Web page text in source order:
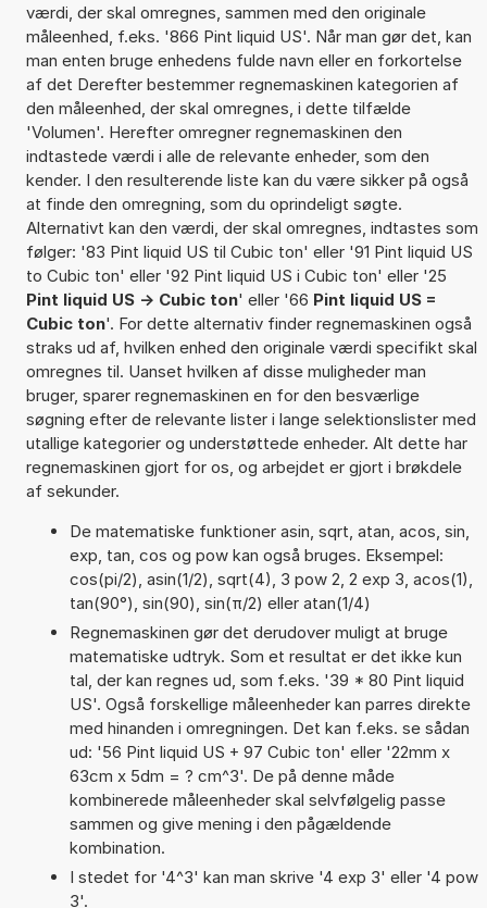
værdi, der skal omregnes, sammen med den originale
måleenhed, f.eks. '866 Pint liquid US'. Når man gør det, kan
man enten bruge enhedens fulde navn eller en forkortelse
af det Derefter bestemmer regnemaskinen kategorien af
den måleenhed, der skal omregnes, i dette tilfælde
'Volumen'. Herefter omregner regnemaskinen den
indtastede værdi i alle de relevante enheder, som den
kender. I den resulterende liste kan du være sikker på også
at finde den omregning, som du oprindeligt søgte.
Alternativt kan den værdi, der skal omregnes, indtastes som
følger: '83 Pint liquid US til Cubic ton' eller '91 Pint liquid US
to Cubic ton' eller '92 Pint liquid US i Cubic ton' eller '25
Pint liquid US -> Cubic ton' eller '66 Pint liquid US =
Cubic ton'. For dette alternativ finder regnemaskinen også
straks ud af, hvilken enhed den originale værdi specifikt skal
omregnes til. Uanset hvilken af disse muligheder man
bruger, sparer regnemaskinen en for den besværlige
søgning efter de relevante lister i lange selektionslister med
utallige kategorier og understøttede enheder. Alt dette har
regnemaskinen gjort for os, og arbejdet er gjort i brøkdele
af sekunder.
De matematiske funktioner asin, sqrt, atan, acos, sin,
exp, tan, cos og pow kan også bruges. Eksempel:
cos(pi/2), asin(1/2), sqrt(4), 3 pow 2, 2 exp 3, acos(1),
tan(90°), sin(90), sin(π/2) eller atan(1/4)
Regnemaskinen gør det derudover muligt at bruge
matematiske udtryk. Som et resultat er det ikke kun
tal, der kan regnes ud, som f.eks. '39 * 80 Pint liquid
US'. Også forskellige måleenheder kan parres direkte
med hinanden i omregningen. Det kan f.eks. se sådan
ud: '56 Pint liquid US + 97 Cubic ton' eller '22mm x
63cm x 5dm = ? cm^3'. De på denne måde
kombinerede måleenheder skal selvfølgelig passe
sammen og give mening i den pågældende
kombination.
I stedet for '4^3' kan man skrive '4 exp 3' eller '4 pow
3'.